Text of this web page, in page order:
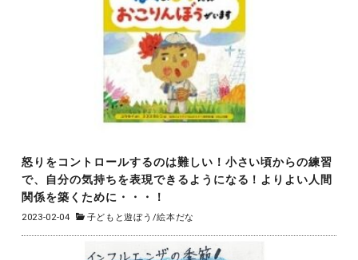
怒りをコントロールするのは難しい！小さい頃からの練習
で、自分の気持ちを表現できるようになる！よりよい人間
関係を築くために・・・！
2023-02-04 子どもと遊ぼう /絵本だな